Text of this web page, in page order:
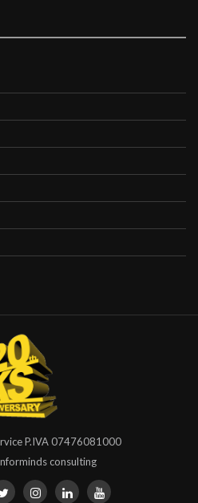
P.IVA 07476081000
consulting